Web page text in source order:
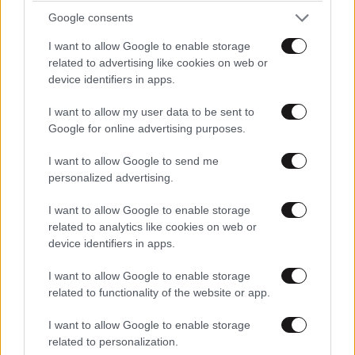
Google consents
I want to allow Google to enable storage
related to advertising like cookies on web or
device identifiers in apps.
I want to allow my user data to be sent to
Google for online advertising purposes.
I want to allow Google to send me
personalized advertising.
I want to allow Google to enable storage
related to analytics like cookies on web or
device identifiers in apps.
I want to allow Google to enable storage
related to functionality of the website or app.
I want to allow Google to enable storage
related to personalization.
Τονι
Εσύ εκεί κόλλησες δηλαδή.?? Επειδή ό
αρθρογράφος και όλοι τίς ονομάζουν
πρέπει να σού αναλύσουν και το μίγμα
τού αέρα που είχε το μπουκάλι...
έκανες δέκα βουτιές με συνοδεία μην
κάνεις τον Σέρλοκ Χολμς τής
ανάλυσης..
Απαντήστε
24·03·2026 21:31
Για λοποδυτη σε κόβω όχι για